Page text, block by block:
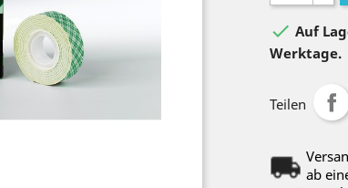
 Auf
Werktage.
Teilen
ab